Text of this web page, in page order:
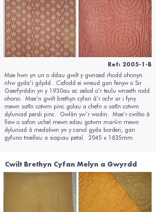
Ref: 2005-1-B
Mae hwn yn un o ddau gwilt y gwnaed rhodd ohonyn
nhw gyda’i gilydd. Cafodd ei wneud gan fenyw o Sir
Gaerfyrddin yn y 1930au ac aelod o’r teulu wnaeth rodd
ohono. Mae’n gwilt brethyn cyfan â’r ochr ar i fyny
mewn satîn cotwm pinc golau a chefn o satîn cotwm
dyluniad persli pinc. Gwlân yw’r wadin. Mae’r cwiltio â
llaw o safon uchel mewn edau gotwm marŵn mewn
dyluniad â medaliwn yn y canol gyda borderi, gan
gyfuno troellau a siapiau petal. 2045 x 1635mm.
Cwilt Brethyn Cyfan Melyn a Gwyrdd